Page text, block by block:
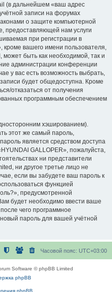
(в дальнейшем «ваш адрес
записи на форумах
о защите компьютерной
предоставляющей нам услуги
при регистрации в
кроме вашего имени пользователя,
быть как необходимой, так и
администрации конференции
у вас есть возможность выбрать,
будет общедоступна. Кроме
отказаться от получения
программным обеспечением
хэшированием).
этот же самый пароль,
является средством доступа
GALLOPER», пожалуйста,
ни представители
ни другое третье лицо не
если вы забудете ваш пароль к
функцией
предусмотренной
будет необходимо ввести ваше
чего программное
пароль для вашей учётной
Часовой пояс: UTC+03:00
Software © phpBB Limited
phpBB
phpBB